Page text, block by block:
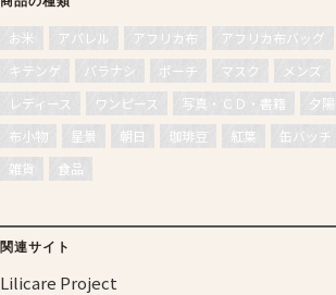
お米 アパレル アフリカ布 アフリカ布バッグ
キテンゲ
バラナシ ポーチ マスク メンズ
レディース
ワンピース 写真・ＣＤ・書籍 夕陽
布小物
星景 朝日 珈琲豆 紅葉 缶バッチ
雑貨
食品
関連サイト
Lilicare Project